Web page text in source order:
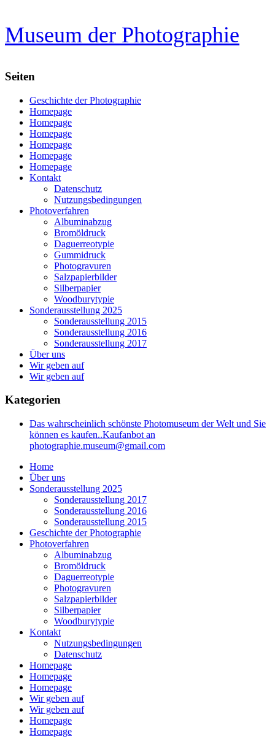
Zum
Inhalt
springen
Museum der Photographie
Seiten
Geschichte der Photographie
Homepage
Homepage
Homepage
Homepage
Homepage
Homepage
Kontakt
Datenschutz
Nutzungsbedingungen
Photoverfahren
Albuminabzug
Bromöldruck
Daguerreotypie
Gummidruck
Photogravuren
Salzpapierbilder
Silberpapier
Woodburytypie
Sonderausstellung 2025
Sonderausstellung 2015
Sonderausstellung 2016
Sonderausstellung 2017
Über uns
Wir geben auf
Wir geben auf
Kategorien
Das wahrscheinlich schönste Photomuseum der Welt und Sie
können es kaufen..Kaufanbot an
photographie.museum@gmail.com
Home
Über uns
Sonderausstellung 2025
Sonderausstellung 2017
Sonderausstellung 2016
Sonderausstellung 2015
Geschichte der Photographie
Photoverfahren
Albuminabzug
Bromöldruck
Daguerreotypie
Photogravuren
Salzpapierbilder
Silberpapier
Woodburytypie
Kontakt
Nutzungsbedingungen
Datenschutz
Homepage
Homepage
Homepage
Wir geben auf
Wir geben auf
Homepage
Homepage